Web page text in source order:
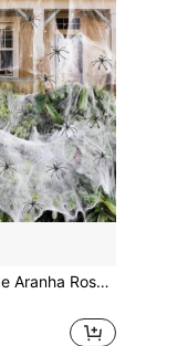
Decoração de Teia de Aranha Rosa para Aniversário 300/800/1400 Pés Quadrados, Acompanha 40/60/100 Aranhas Falsas Extras, Teia de Aranha Super Elástica, Perfeita para Festas com Tema de Halloween em Ambientes Internos e Externos